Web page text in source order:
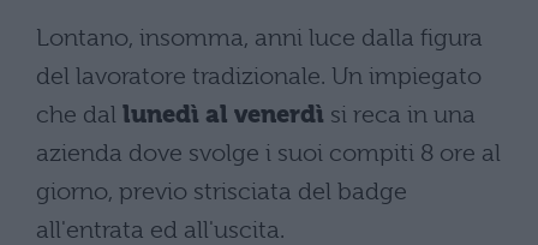
Lontano, insomma, anni luce dalla figura
del lavoratore tradizionale. Un impiegato
che dal lunedì al venerdì si reca in una
azienda dove svolge i suoi compiti 8 ore al
giorno, previo strisciata del badge
all'entrata ed all'uscita.